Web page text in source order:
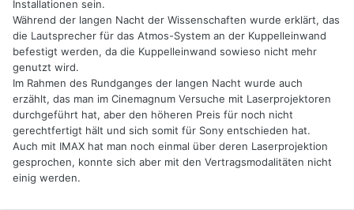
Installationen sein.
Während der langen Nacht der Wissenschaften wurde erklärt, das
die Lautsprecher für das Atmos-System an der Kuppelleinwand
befestigt werden, da die Kuppelleinwand sowieso nicht mehr
genutzt wird.
Im Rahmen des Rundganges der langen Nacht wurde auch
erzählt, das man im Cinemagnum Versuche mit Laserprojektoren
durchgeführt hat, aber den höheren Preis für noch nicht
gerechtfertigt hält und sich somit für Sony entschieden hat.
Auch mit IMAX hat man noch einmal über deren Laserprojektion
gesprochen, konnte sich aber mit den Vertragsmodalitäten nicht
einig werden.